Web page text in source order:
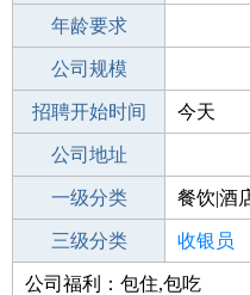
工作经验
年龄要求
工作地点
公司规模
公司电话
招聘开始时间 今天
招聘结束时间
公司地址
一级分类 餐饮|酒
二级分类 超市/销售
三级分类 收银员
其他行业 特色菜
公司福利：包住,包吃